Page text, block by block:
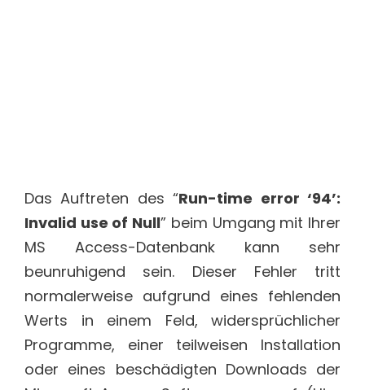
Das Auftreten des “Run-time error ‘94’:
Invalid use of Null” beim Umgang mit Ihrer
MS Access-Datenbank kann sehr
beunruhigend sein. Dieser Fehler tritt
normalerweise aufgrund eines fehlenden
Werts in einem Feld, widersprüchlicher
Programme, einer teilweisen Installation
oder eines beschädigten Downloads der